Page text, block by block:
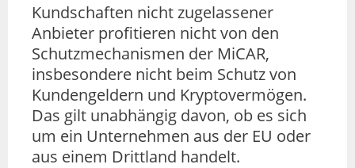
Kundschaften nicht zugelassener
Anbieter profitieren nicht von den
Schutzmechanismen der MiCAR,
insbesondere nicht beim Schutz von
Kundengeldern und Kryptovermögen.
Das gilt unabhängig davon, ob es sich
um ein Unternehmen aus der EU oder
aus einem Drittland handelt.